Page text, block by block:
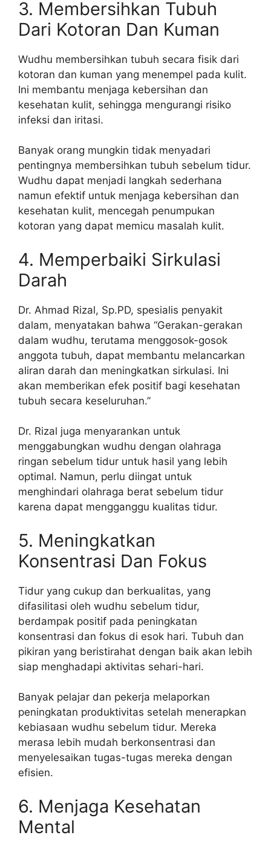
3. Membersihkan Tubuh
Dari Kotoran Dan Kuman
Wudhu membersihkan tubuh secara fisik dari
kotoran dan kuman yang menempel pada kulit.
Ini membantu menjaga kebersihan dan
kesehatan kulit, sehingga mengurangi risiko
infeksi dan iritasi.
Banyak orang mungkin tidak menyadari
pentingnya membersihkan tubuh sebelum tidur.
Wudhu dapat menjadi langkah sederhana
namun efektif untuk menjaga kebersihan dan
kesehatan kulit, mencegah penumpukan
kotoran yang dapat memicu masalah kulit.
4. Memperbaiki Sirkulasi
Darah
Dr. Ahmad Rizal, Sp.PD, spesialis penyakit
dalam, menyatakan bahwa “Gerakan-gerakan
dalam wudhu, terutama menggosok-gosok
anggota tubuh, dapat membantu melancarkan
aliran darah dan meningkatkan sirkulasi. Ini
akan memberikan efek positif bagi kesehatan
tubuh secara keseluruhan.”
Dr. Rizal juga menyarankan untuk
menggabungkan wudhu dengan olahraga
ringan sebelum tidur untuk hasil yang lebih
optimal. Namun, perlu diingat untuk
menghindari olahraga berat sebelum tidur
karena dapat mengganggu kualitas tidur.
5. Meningkatkan
Konsentrasi Dan Fokus
Tidur yang cukup dan berkualitas, yang
difasilitasi oleh wudhu sebelum tidur,
berdampak positif pada peningkatan
konsentrasi dan fokus di esok hari. Tubuh dan
pikiran yang beristirahat dengan baik akan lebih
siap menghadapi aktivitas sehari-hari.
Banyak pelajar dan pekerja melaporkan
peningkatan produktivitas setelah menerapkan
kebiasaan wudhu sebelum tidur. Mereka
merasa lebih mudah berkonsentrasi dan
menyelesaikan tugas-tugas mereka dengan
efisien.
6. Menjaga Kesehatan
Mental